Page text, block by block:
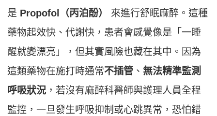
是 Propofol（丙泊酚）
來進行舒眠麻醉。這種
藥物起效快、代謝快，患者會感覺像是「一睡
醒就變漂亮」，但其實風險也藏在其中。因為
這類藥物在施打時通常不插管 、 無法精準監測
呼吸狀況 ，若沒有麻醉科醫師與護理人員全程
監控，一旦發生呼吸抑制或心跳異常，恐怕錯